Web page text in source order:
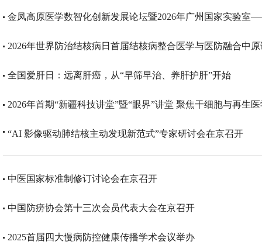
金凤高原医学数智化创新发展论坛暨2026年广州国家实验
2026年世界防治结核病日首届结核病整合医学与医防融合中
全国爱肝日：远离肝癌，从“早筛早治、养肝护肝”开始
2026年首期“新疆科技讲堂”暨“眼界”讲堂 聚焦干细胞与再生
“AI 影像驱动肺结核主动发现新范式”专家研讨会在京召开
中医国家标准制修订讨论会在京召开
中国防痨协会第十三次会员代表大会在京召开
2025首届四大慢病防控健康传播学术会议举办